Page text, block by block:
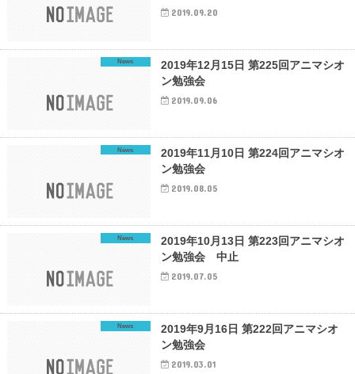
2019.09.20
News
2019年12月15日 第225回アニマシオ
ン勉強会
2019.09.06
News
2019年11月10日 第224回アニマシオ
ン勉強会
2019.08.05
News
2019年10月13日 第223回アニマシオ
ン勉強会 中止
2019.07.05
News
2019年9月16日 第222回アニマシオ
ン勉強会
2019.03.01